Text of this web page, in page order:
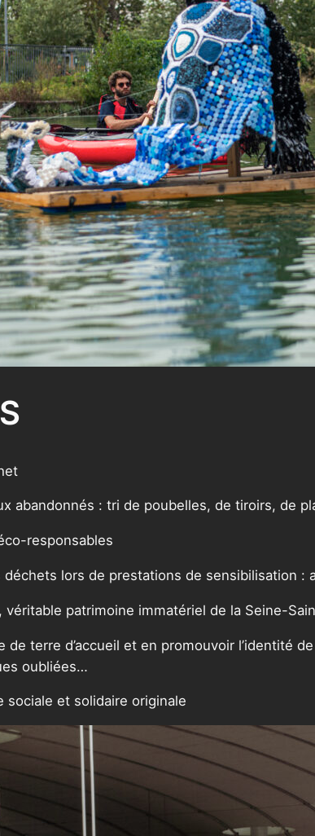
abandonnés : tri de poubelles, de tiroirs, de
responsables
lors de prestations de sensibilisation
patrimoine immatériel de la Seine-
terre d’accueil et en promouvoir l’identité
oubliées…
sociale et solidaire originale